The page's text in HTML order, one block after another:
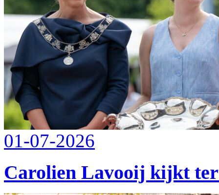
01-07-2026
Carolien Lavooij kijkt